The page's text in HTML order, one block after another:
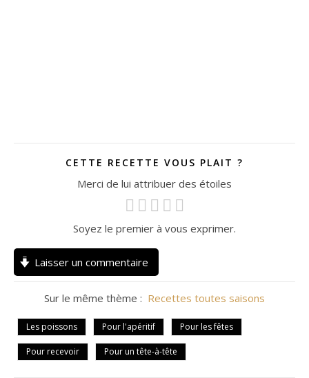
CETTE RECETTE VOUS PLAIT ?
Merci de lui attribuer des étoiles
Soyez le premier à vous exprimer.
Laisser un commentaire
Sur le même thème : Recettes toutes saisons
Les poissons Pour l'apéritif Pour les fêtes
Pour recevoir Pour un tête-à-tête